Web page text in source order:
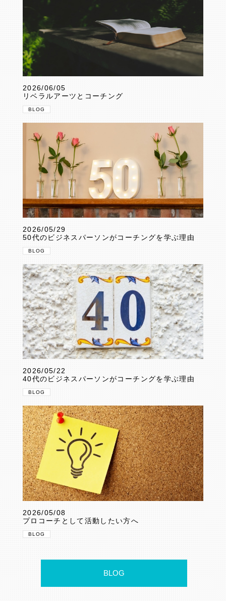
2026/06/05
リベラルアーツとコーチング
BLOG
2026/05/29
50代のビジネスパーソンがコーチングを学ぶ理由
BLOG
2026/05/22
40代のビジネスパーソンがコーチングを学ぶ理由
BLOG
2026/05/08
プロコーチとして活動したい方へ
BLOG
BLOG